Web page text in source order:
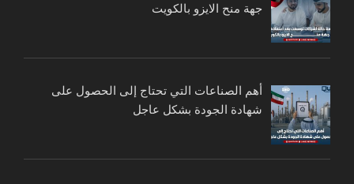
جهة منح الايزو بالكويت
أهم الصناعات التي تحتاج إلى الحصول على
شهادة الجودة بشكل عاجل